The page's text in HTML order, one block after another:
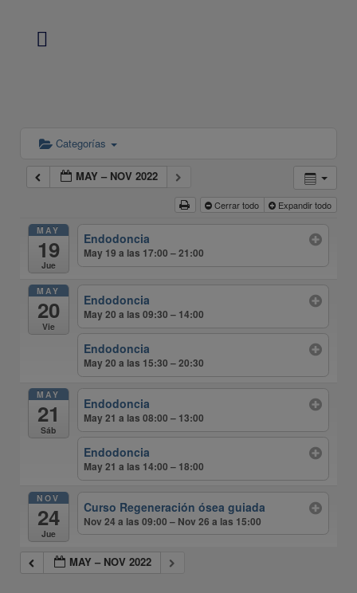
Categorías
MAY – NOV 2022
Cerrar todo Expandir todo
MAY
19
Jue
Endodoncia
May 19 a las 17:00 – 21:00
MAY
20
Vie
Endodoncia
May 20 a las 09:30 – 14:00
Endodoncia
May 20 a las 15:30 – 20:30
MAY
21
Sáb
Endodoncia
May 21 a las 08:00 – 13:00
Endodoncia
May 21 a las 14:00 – 18:00
NOV
24
Jue
Curso Regeneración ósea guiada
Nov 24 a las 09:00 – Nov 26 a las 15:00
MAY – NOV 2022